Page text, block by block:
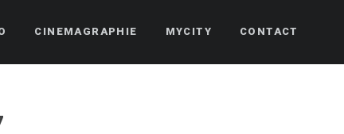
CINEMAGRAPHIE MYCITY CONTACT